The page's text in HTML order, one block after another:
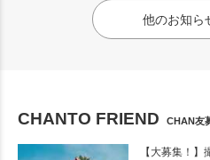
他のお知ら
CHANTO FRIEND CHAN友
【大募集！